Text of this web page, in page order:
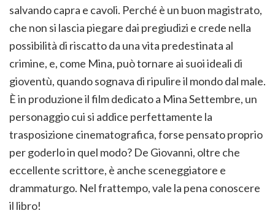
salvando capra e cavoli. Perché è un buon magistrato,
che non si lascia piegare dai pregiudizi e crede nella
possibilità di riscatto da una vita predestinata al
crimine, e, come Mina, può tornare ai suoi ideali di
gioventù, quando sognava di ripulire il mondo dal male.
È in produzione il film dedicato a Mina Settembre, un
personaggio cui si addice perfettamente la
trasposizione cinematografica, forse pensato proprio
per goderlo in quel modo? De Giovanni, oltre che
eccellente scrittore, è anche sceneggiatore e
drammaturgo. Nel frattempo, vale la pena conoscere
il libro!